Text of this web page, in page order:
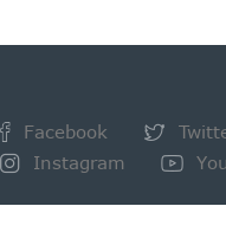
Facebook
Instagram